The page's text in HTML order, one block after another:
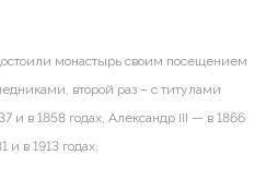
монастырь своим посещением
второй раз – с титулами
и в 1858 годах, Александр III — в 1866
и в 1913 годах.